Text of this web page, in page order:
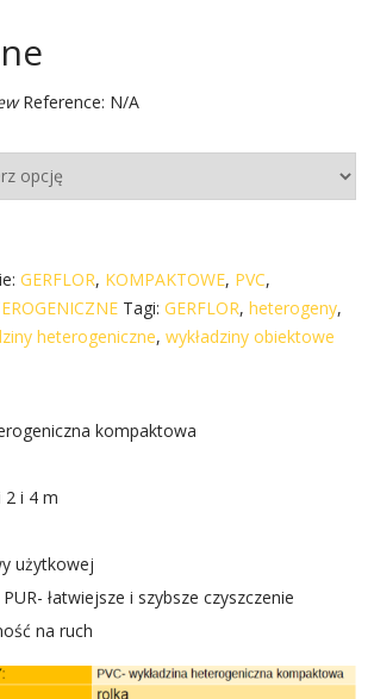
Reference: N/A
GERFLOR, KOMPAKTOWE, PVC,
Tagi: GERFLOR, heterogeny,
heterogeniczne, wykładziny obiektowe
kompaktowa
2 i 4 m
użytkowej
łatwiejsze i szybsze czyszczenie
na ruch